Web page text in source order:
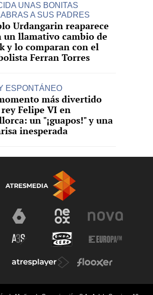
UNAS BONITAS
A SUS PADRES
Urdangarin reaparece
un llamativo cambio de
y lo comparan con el
Ferran Torres
ESPONTÁNEO
más divertido
Felipe VI en
un "¡guapos!" y una
inesperada